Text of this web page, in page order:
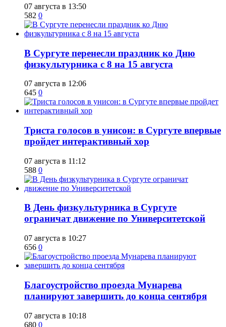
07 августа в 13:50
582 0
​В Сургуте перенесли праздник ко Дню
физкультурника с 8 на 15 августа
07 августа в 12:06
645 0
​Триста голосов в унисон: в Сургуте впервые
пройдет интерактивный хор
07 августа в 11:12
588 0
​В День физкультурника в Сургуте
ограничат движение по Университетской
07 августа в 10:27
656 0
Благоустройство проезда Мунарева
планируют завершить до конца сентября
07 августа в 10:18
680 0